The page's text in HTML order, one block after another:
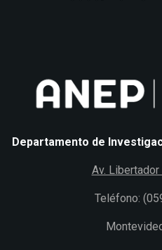
Departamento de
Av.
Teléfono: